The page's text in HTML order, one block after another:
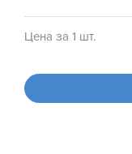
Цена за 1 шт.